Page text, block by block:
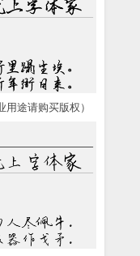
途请购买版权）